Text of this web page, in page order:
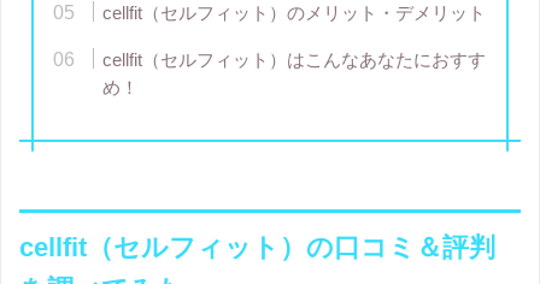
cellfit（セルフィット）のメリット・デメリット
cellfit（セルフィット）はこんなあなたにおすす
め！
cellfit（セルフィット）の口コミ＆評判